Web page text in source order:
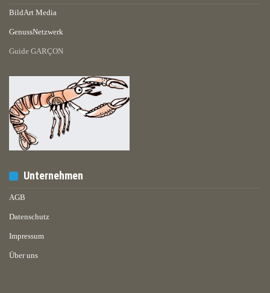
BildArt Media
GenussNetzwerk
Guide GARÇON
Unternehmen
AGB
Datenschutz
Impressum
Über uns